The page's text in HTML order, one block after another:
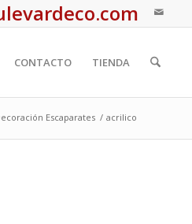
CONTACTO TIENDA
Escaparates / acrilico